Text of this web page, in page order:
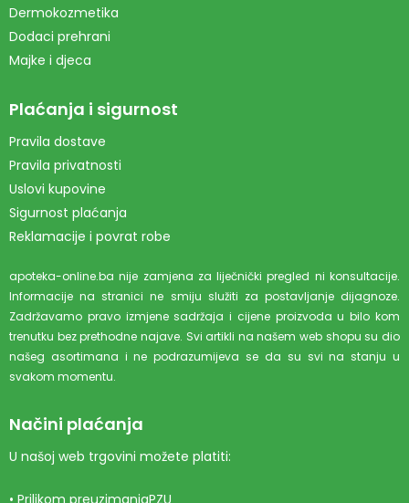
Dermokozmetika
Dodaci prehrani
Majke i djeca
Plaćanja i sigurnost
Pravila dostave
Pravila privatnosti
Uslovi kupovine
Sigurnost plaćanja
Reklamacije i povrat robe
apoteka-online.ba nije zamjena za liječnički pregled ni konsultacije.
Informacije na stranici ne smiju služiti za postavljanje dijagnoze.
Zadržavamo pravo izmjene sadržaja i cijene proizvoda u bilo kom
trenutku bez prethodne najave. Svi artikli na našem web shopu su dio
našeg asortimana i ne podrazumijeva se da su svi na stanju u
svakom momentu.
Načini plaćanja
U našoj web trgovini možete platiti: